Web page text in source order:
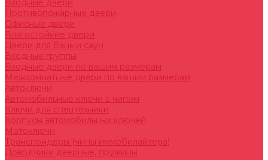
Входные двери
Противопожарные двери
Офисные двери
Влагостойкие двери
Двери для бань и саун
Входные группы
Входные двери по вашим размерам
Межкомнатные двери по вашим размерам
Автоключи
Автомобильные ключи с чипом
Ключи для спецтехники
Корпусы автомобильных ключей
Мотоключи
Транспондеры (чипы иммобилайзера)
Доводчики дверные, пружины